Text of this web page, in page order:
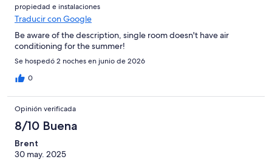
propiedad e instalaciones
Traducir con Google
Be aware of the description, single room doesn't have air
conditioning for the summer!
Se hospedó 2 noches en junio de 2026
0
Opinión verificada
8/10 Buena
Brent
30 may. 2025